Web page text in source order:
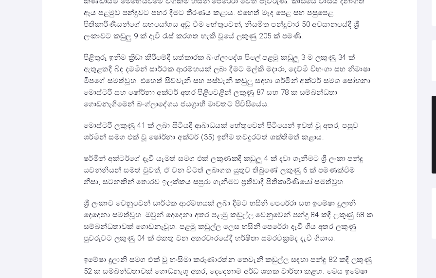
ඇය පළමුව පන්දුවට පහර දීමට තීරණය කළාය. එහෙත් මැද පෙළ සහ පසුපෙළ
පිතිකාරිණියන්ගේ සහයෝගය අඩු වීම හේතුවෙන්, නියමිත පන්දුවාර 50 අවසානයේදී ශ්‍රී
ලංකාවට කඩුලු 9 ක් දැවී රැස් කරගත හැකි වූයේ ලකුණු 205 ක් පමණි.
පිළිතුරු ඉනිම ක්‍රීඩා කිරීමේදී සත්කාරක බංග්ලාදේශ පිලේ පළමු කඩුලු 3 ම ලකුණු 34 ක්
ඇතුළතදී බිඳ දමමින් සාර්ථක ආරම්භයක් ලබා දීමට මල්කි මදාරා, දෙව්මි විහංගා සහ නිමාෂා
මීපගේ සමත්වූහ. එහෙත් සිව්වැනි සහ පස්වැනි කඩුලු සඳහා ශර්මින් අක්ටර් සමග සෝභනා
මොස්ටරි සහ ෂෝර්නා අක්ටර් අතර පිළිවෙළින් ලකුණු 87 සහ 78 ක සම්බන්ධතා
ගොඩනැගීමෙන් බංග්ලාදේශය ජයග්‍රාහී මාවතට පිවිසියේය.
මොස්ටරි ලකුණු 41 ක් ලබා සිටියදී ආබාධයක් හේතුවෙන් පිටියෙන් ඉවත් වූ අතර, පසුව
ශර්මින් සමග එක් වූ ෂෝර්නා අක්ටර් (35) ඉනිම තවදුරටත් ශක්තිමත් කළාය.
ෂර්මින් අක්ටර්ගේ දැවී යෑමත් සමග එක් ලකුණකදී කඩුලු 4 ක් දවා ගැනීමට ශ්‍රී ලංකා පන්දු
යවන්නියන් සමත් වුවත්, ඒ වන විටත් ලබාගත යුතුව තිබුණේ ලකුණු 6 ක් පමණක්වීම
නිසා, සටනකින් තොරව ඉලක්කය සපුරා ගැනීමට ප්‍රතිවාදී පිතිකාරිණියෝ සමත්වූහ.
ශ්‍රී ලංකාව වෙනුවෙන් සාර්ථක ආරම්භයක් ලබා දීමට හසිනි පෙරේරා සහ ඉමේෂා දුලානි
දෙදෙනා සමත්වූහ. ඔවුන් දෙදෙනා අතර පළමු කඩුල්ල වෙනුවෙන් පන්දු 84 කදී ලකුණු 68 ක
සම්බන්ධතාවක් ගොඩනැවූහ. පළමු කඩුල්ල ලෙස හසිනි පෙරේරා දැවී ගිය අතර ලකුණු
පුවරුවට ලකුණු 04 ක් එකතු වන අතරවාරයේදී හර්ෂිතා සමරවික්‍රමද දැවී ගියාය.
ඉමේෂා දුලානි සමග එක් වූ හංසිමා කරුණාරත්න තෙවැනි කඩුල්ල සඳහා පන්දු 82 කදී ලකුණු
52 ක සම්බන්ධතාවක් ගොඩනැගූ අතර, දෙදෙනාම අර්ධ ශතක වාර්තා කළහ. මෙය ඉමේෂා